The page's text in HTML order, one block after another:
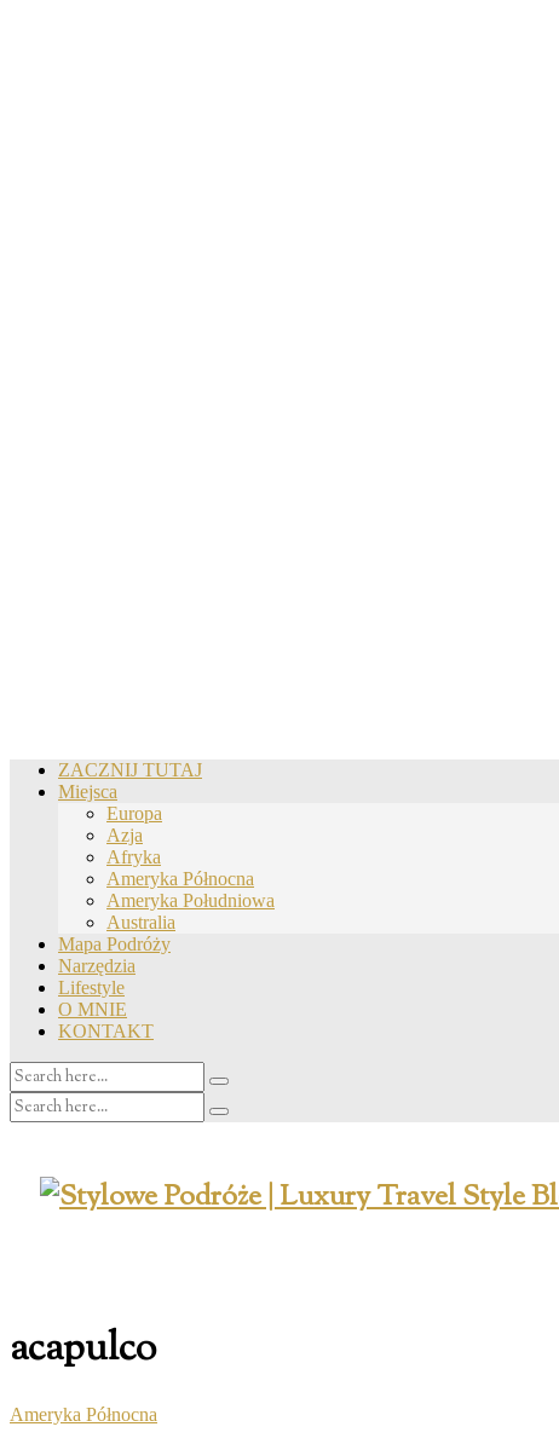
ZACZNIJ TUTAJ
Miejsca
Europa
Azja
Afryka
Ameryka Północna
Ameryka Południowa
Australia
Mapa Podróży
Narzędzia
Lifestyle
O MNIE
KONTAKT
acapulco
Ameryka Północna